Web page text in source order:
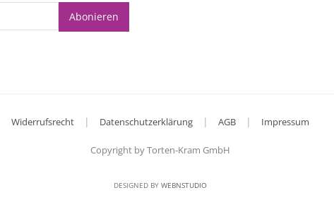
Abonieren
Widerrufsrecht | Datenschutzerklärung | AGB | Impressum
Copyright by Torten-Kram GmbH
DESIGNED BY WEBNSTUDIO